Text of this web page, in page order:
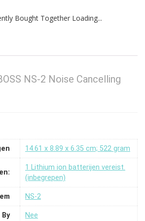
Bought Together Loading...
NS-2 Noise Cancelling
‎14.61 x 8.89 x 6.35 cm; 522 gram
‎1 Lithium ion batterijen vereist.
(inbegrepen)
‎NS-2
‎Nee